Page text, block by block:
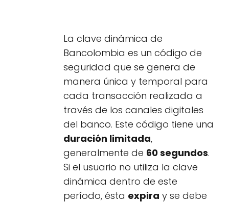
La clave dinámica de
Bancolombia es un código de
seguridad que se genera de
manera única y temporal para
cada transacción realizada a
través de los canales digitales
del banco. Este código tiene una
duración limitada,
generalmente de 60 segundos.
Si el usuario no utiliza la clave
dinámica dentro de este
período, ésta expira y se debe